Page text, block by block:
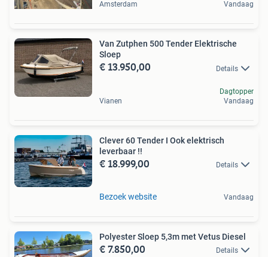
Amsterdam
Vandaag
Van Zutphen 500 Tender Elektrische
Sloep
€ 13.950,00 Details
Vianen
Dagtopper
Vandaag
Clever 60 Tender I Ook elektrisch
leverbaar !!
€ 18.999,00 Details
Bezoek website Vandaag
Polyester Sloep 5,3m met Vetus Diesel
€ 7.850,00 Details